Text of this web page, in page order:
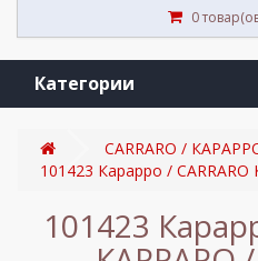
0
Категории
CARRARO /
101423 Карарро /
101423